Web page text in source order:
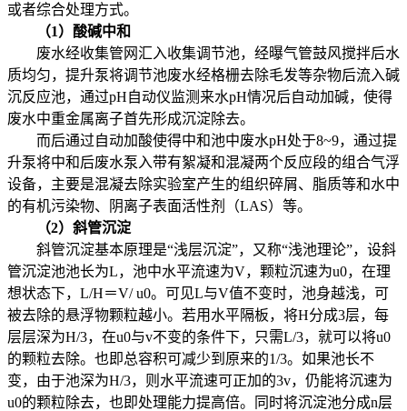
或者综合处理方式。
（1）酸碱中和
废水经收集管网汇入收集调节池，经曝气管鼓风搅拌后水
质均匀，提升泵将调节池废水经格栅去除毛发等杂物后流入碱
沉反应池，通过pH自动仪监测来水pH情况后自动加碱，使得
废水中重金属离子首先形成沉淀除去。
而后通过自动加酸使得中和池中废水pH处于8~9，通过提
升泵将中和后废水泵入带有絮凝和混凝两个反应段的组合气浮
设备，主要是混凝去除实验室产生的组织碎屑、脂质等和水中
的有机污染物、阴离子表面活性剂（LAS）等。
（2）斜管沉淀
斜管沉淀基本原理是“浅层沉淀”，又称“浅池理论”，设斜
管沉淀池池长为L，池中水平流速为V，颗粒沉速为u0，在理
想状态下，L/H＝V/ u0。可见L与V值不变时，池身越浅，可
被去除的悬浮物颗粒越小。若用水平隔板，将H分成3层，每
层层深为H/3，在u0与v不变的条件下，只需L/3，就可以将u0
的颗粒去除。也即总容积可减少到原来的1/3。如果池长不
变，由于池深为H/3，则水平流速可正加的3v，仍能将沉速为
u0的颗粒除去，也即处理能力提高倍。同时将沉淀池分成n层